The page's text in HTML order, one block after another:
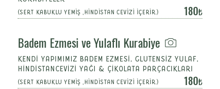
(SERT KABUKLU YEMİŞ ,HİNDİSTAN CEVİZİ İÇERİR.) 180
Badem Ezmesi ve Yulaflı Kurabiye
KENDİ YAPIMIMIZ BADEM EZMESİ, GLUTENSİZ YULAF,
HİNDİSTANCEVİZİ YAĞI & ÇİKOLATA PARÇACIKLARI
(SERT KABUKLU YEMİŞ ,HİNDİSTAN CEVİZİ İÇERİR.) 180